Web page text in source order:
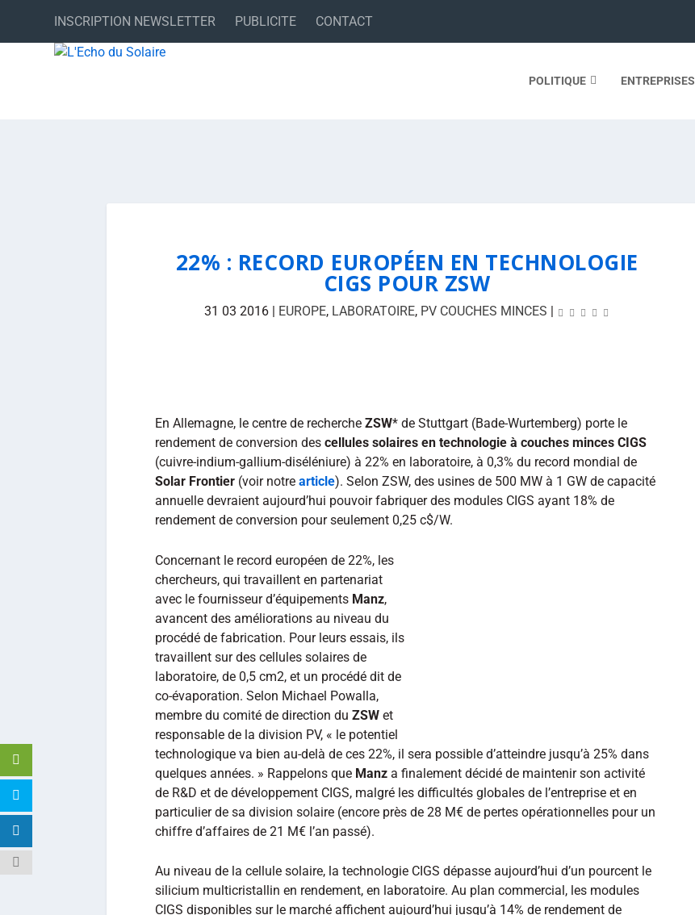
INSCRIPTION NEWSLETTER PUBLICITE CONTACT
POLITIQUE ENTREPRISES
22% : RECORD EUROPÉEN EN TECHNOLOGIE
CIGS POUR ZSW
31 03 2016| EUROPE, LABORATOIRE, PV COUCHES MINCES |
En Allemagne, le centre de recherche ZSW* de Stuttgart (Bade-Wurtemberg) porte le
rendement de conversion des cellules solaires en technologie à couches minces CIGS
(cuivre-indium-gallium-diséléniure) à 22% en laboratoire, à 0,3% du record mondial de
Solar Frontier (voir notre article). Selon ZSW, des usines de 500 MW à 1 GW de capacité
annuelle devraient aujourd’hui pouvoir fabriquer des modules CIGS ayant 18% de
rendement de conversion pour seulement 0,25 c$/W.
Concernant le record européen de 22%, les
chercheurs, qui travaillent en partenariat
avec le fournisseur d’équipements Manz,
avancent des améliorations au niveau du
procédé de fabrication. Pour leurs essais, ils
travaillent sur des cellules solaires de
laboratoire, de 0,5 cm2, et un procédé dit de
co-évaporation. Selon Michael Powalla,
membre du comité de direction du ZSW et
responsable de la division PV, « le potentiel
technologique va bien au-delà de ces 22%, il sera possible d’atteindre jusqu’à 25% dans
quelques années. » Rappelons que Manz a finalement décidé de maintenir son activité
de R&D et de développement CIGS, malgré les difficultés globales de l’entreprise et en
particulier de sa division solaire (encore près de 28 M€ de pertes opérationnelles pour un
chiffre d’affaires de 21 M€ l’an passé).
Au niveau de la cellule solaire, la technologie CIGS dépasse aujourd’hui d’un pourcent le
silicium multicristallin en rendement, en laboratoire. Au plan commercial, les modules
CIGS disponibles sur le marché affichent aujourd’hui jusqu’à 14% de rendement de